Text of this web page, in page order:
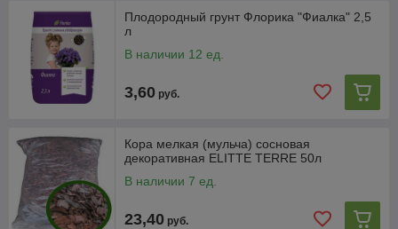
Плодородный грунт Флорика "Фиалка" 2,5
л
В наличии 12 ед.
3,60 руб.
Кора мелкая (мульча) сосновая
декоративная ELITTE TERRE 50л
В наличии 7 ед.
23,40 руб.